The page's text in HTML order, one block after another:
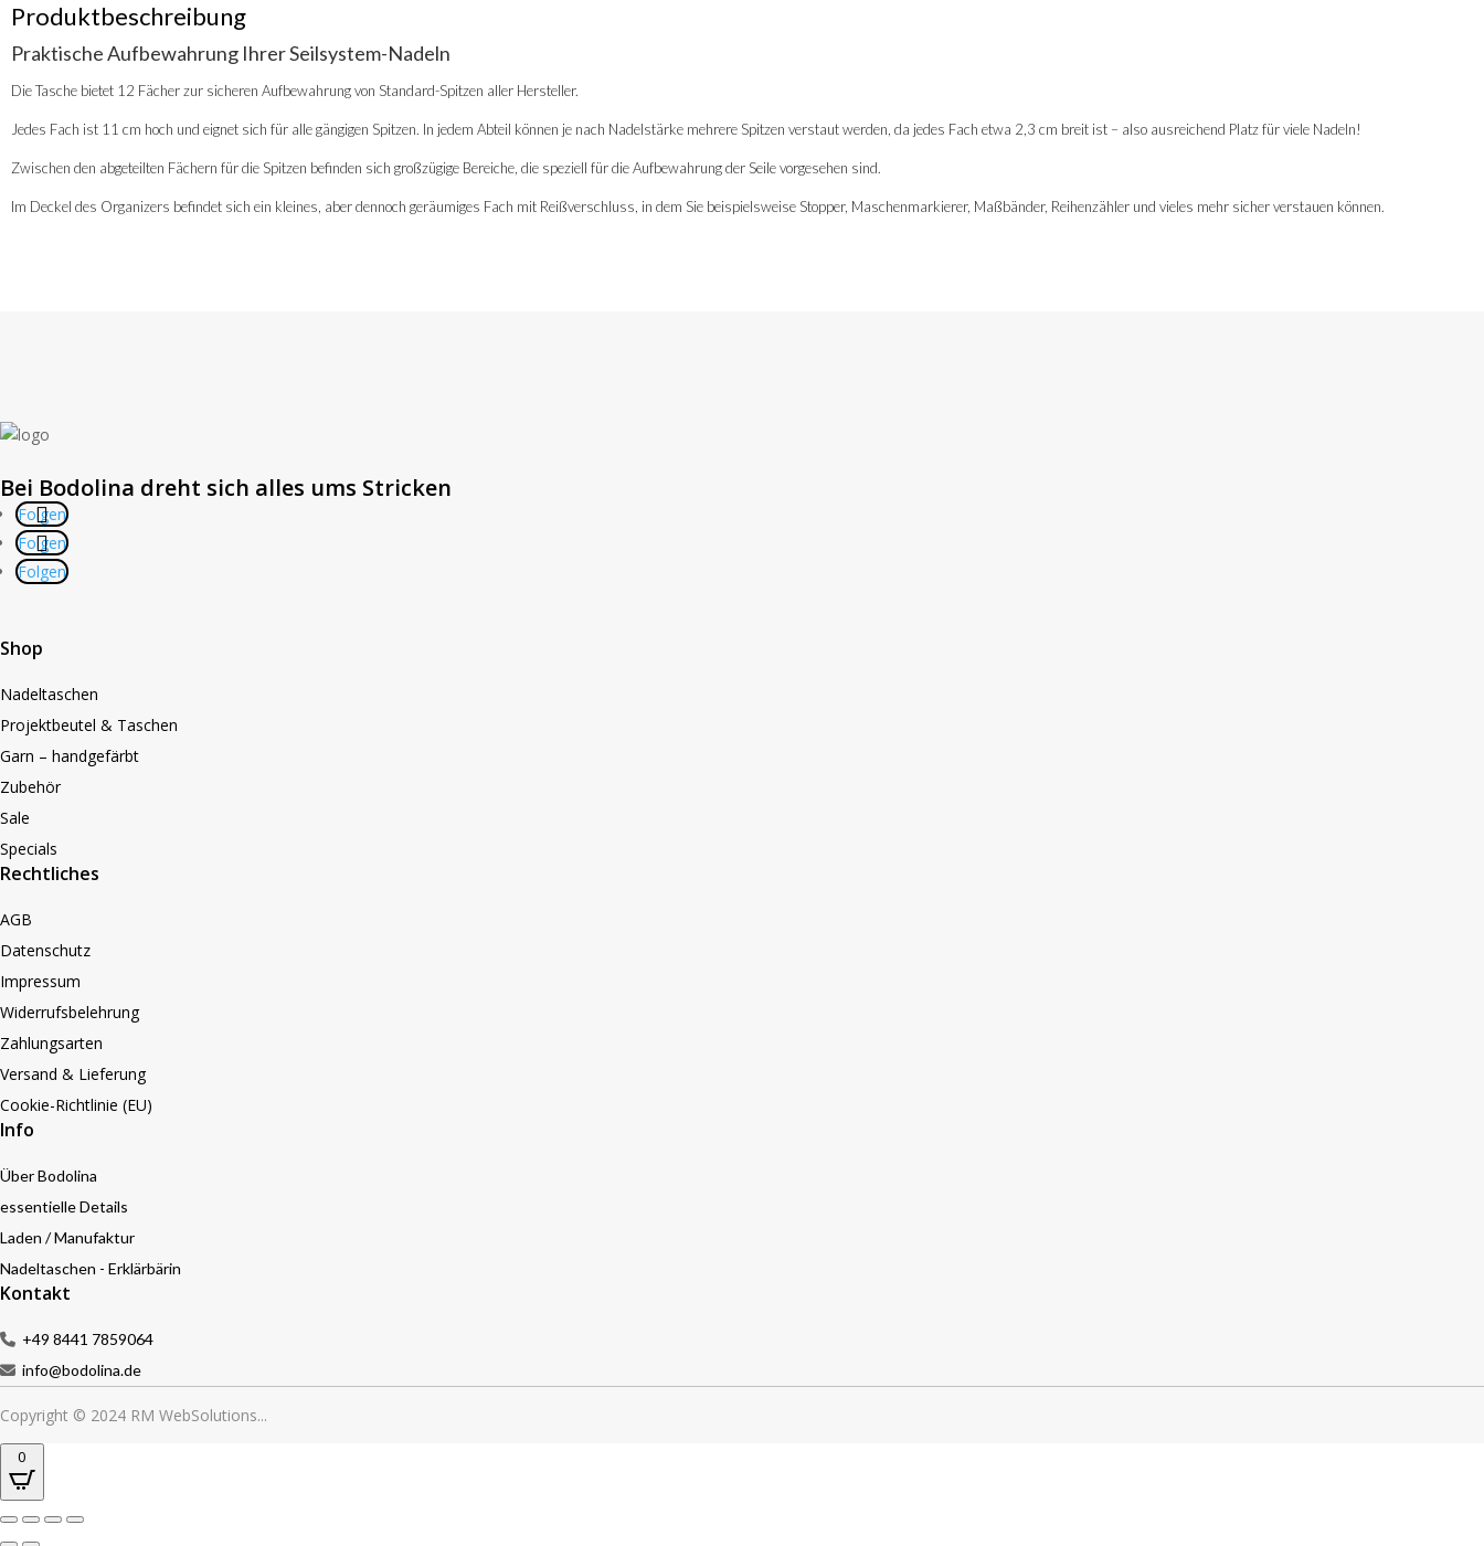
Produktbeschreibung
Praktische Aufbewahrung Ihrer Seilsystem-Nadeln
Die Tasche bietet 12 Fächer zur sicheren Aufbewahrung von Standard-Spitzen aller Hersteller.
Jedes Fach ist 11 cm hoch und eignet sich für alle gängigen Spitzen. In jedem Abteil können je nach Nadelstärke mehrere Spitzen verstaut werden, da jedes Fach etwa 2,3 cm breit ist – also ausreichend Platz für viele Nadeln!
Zwischen den abgeteilten Fächern für die Spitzen befinden sich großzügige Bereiche, die speziell für die Aufbewahrung der Seile vorgesehen sind.
Im Deckel des Organizers befindet sich ein kleines, aber dennoch geräumiges Fach mit Reißverschluss, in dem Sie beispielsweise Stopper, Maschenmarkierer, Maßbänder, Reihenzähler und vieles mehr sicher verstauen können.
Bei Bodolina dreht sich alles ums Stricken
Folgen
Folgen
Folgen
Shop
Nadeltaschen
Projektbeutel & Taschen
Garn – handgefärbt
Zubehör
Sale
Specials
Rechtliches
AGB
Datenschutz
Impressum
Widerrufsbelehrung
Zahlungsarten
Versand & Lieferung
Cookie-Richtlinie (EU)
Info
Über Bodolina
essentielle Details
Laden / Manufaktur
Nadeltaschen - Erklärbärin
Kontakt
+49 8441 7859064
info@bodolina.de
Copyright © 2024 RM WebSolutions...
0